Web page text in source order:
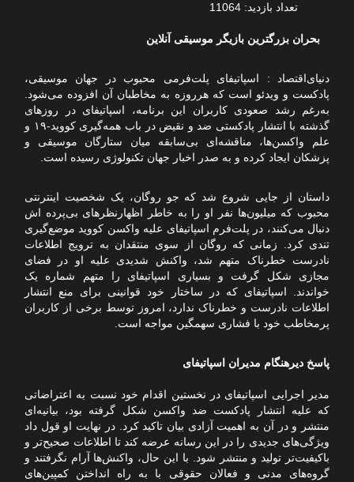
تعداد بازدید: 11064
بحران بزرگ‏ترین بازیگر موسیقی آنلاین
دنیای‌اقتصاد : اسپاتیفای پلت‌فرمی محبوب در جهان موسیقی،
پادکست و ویدئو است که هرروزه به مخاطبان آن افزوده می‌شود.
به‌رغم رشد صعودی کاربران این برنامه، اسپاتیفای در روزهای
گذشته با انتشار پادکستی ضد و نقیض در باب همه‌گیری کووید-۱۹ و
علم واکسن‌ها، مناقشه‌ای بی‌سابقه میان ستارگان موسیقی و
پزشکان ایجاد کرده و به صدر اخبار جهان تکنولوژی رسیده است.
داستان از جایی شروع شد که جو روگان، یک شخصیت اینترنتی
محبوب که میلیون‌ها نفر او را به خاطر اظهارنظرهای بی‌پرده ‌اش
دنبال می‌کنند، در پلت‌فرم اسپاتیفای علیه واکسن کووید موضع‌گیری
تندی کرد. زمانی که روگان از سوی منتقدان به ترویج اطلاعات
نادرست خطرناک متهم شد، واکنش شدیدی علیه او در فضای
مجازی شکل گرفت و بسیاری اسپاتیفای را متهم شماره یک
خواندند. اسپاتیفای که در ساختار خود قوانینی برای منع انتشار
اطلاعات نادرست و خطرناک ندارد، امروز توسط برخی از کاربران
پرمخاطب خود با فشاری سهمگین مواجه است.
پاسخ دیرهنگام مدیران اسپاتیفای
مدیر اجرایی اسپاتیفای در نخستین اقدام خود نسبت به اعتراضاتی
که علیه انتشار پادکست ضد واکسن شکل گرفته بود، بیانیه‌ای
منتشر و در آن به اهمیت آزادی بیان تاکید کرد. در نهایت او قول داد
ویژگی‌های جدیدی را در این رسانه عرضه کند تا اطلاعات صحیح‌تر و
باکیفیت‌تر تولید و منتشر شود. با این حال، واکنش‌ها آرام نگرفتند و
گروه‌های مدنی و فعالان حقوقی با به راه انداختن کمپین‌های